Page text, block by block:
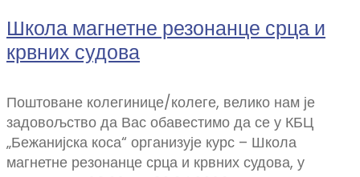
Школа магнетне резонанце срца и
крвних судова
Поштоване колегинице/колеге, велико нам је
задовољство да Вас обавестимо да се у КБЦ
„Бежанијска коса“ организује курс – Школа
магнетне резонанце срца и крвних судова, у